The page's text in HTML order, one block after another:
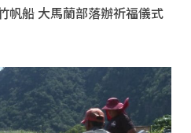
帆船 大馬蘭部落辦祈福儀式